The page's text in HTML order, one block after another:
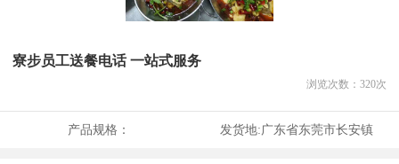
寮步员工送餐电话 一站式服务
浏览次数： 320次
产品规格： 发货地:广东省东莞市长安镇